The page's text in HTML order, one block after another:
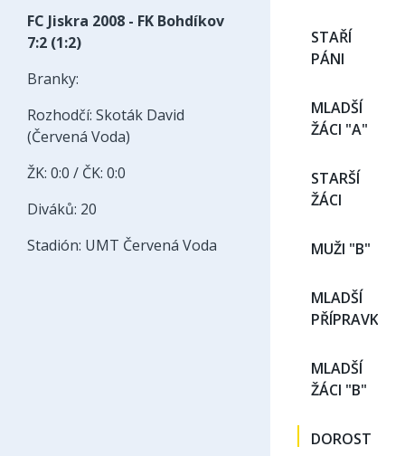
FC Jiskra 2008 - FK Bohdíkov
7:2 (1:2)
Branky:
Rozhodčí: Skoták David
(Červená Voda)
ŽK: 0:0 / ČK: 0:0
Diváků: 20
Stadión: UMT Červená Voda
STAŘÍ
PÁNI
MLADŠÍ
ŽÁCI "A"
STARŠÍ
ŽÁCI
MUŽI "B"
MLADŠÍ
PŘÍPRAVKA
MLADŠÍ
ŽÁCI "B"
DOROST